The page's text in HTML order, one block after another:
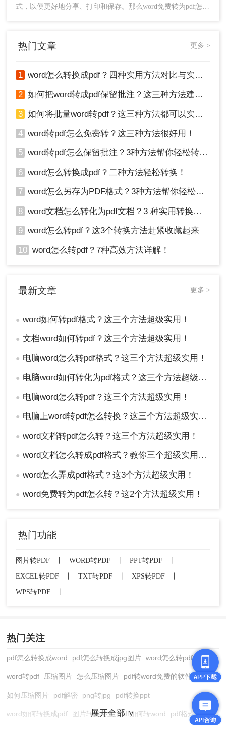
3、文件上传后可选择输出目录，点击开始转换。
4、转换完成，点击文件夹即可打开查看。
是，这款软件通常具有丰富的功能和高级选项，可
以满足各种复杂的转换需求。它们可以处理大型文
件而不会导致系统崩溃或出现其他问题。
看完今天的分享，大家学会文档word如何转pdf了
吗？如果你在操作过程中遇到困难，你们也可以在
评论区中进行提问哦！
式，以便更好地分享、打印和保存。那么word免费转为pdf怎么
热门文章 更多 >
1 word怎么转换成pdf？四种实用方法对比与实操指南（附详细表格）！
2 如何把word转成pdf保留批注？这三种方法建议收藏！
3 如何将批量word转pdf？这三种方法都可以实现批量转换
4 word转pdf怎么免费转？这三种方法很好用！
5 word转pdf怎么保留批注？3种方法帮你轻松转换！
6 word怎么转换成pdf？二种方法轻松转换！
7 word怎么另存为PDF格式？3种方法帮你轻松转换!
8 word文档怎么转化为pdf文档？3 种实用转换方法，完美保留原文档格式！
9 word怎么转pdf？这3个转换方法赶紧收藏起来
10 word怎么转pdf？7种高效方法详解！
最新文章 更多 >
● word如何转pdf格式？这三个方法超级实用！
● 文档word如何转pdf？这三个方法超级实用！
● 电脑word怎么转pdf格式？这三个方法超级实用！
● 电脑word如何转化为pdf格式？这三个方法超级实用！
● 电脑word怎么转pdf？这三个方法超级实用！
● 电脑上word转pdf怎么转换？这三个方法超级实用！
● word文档转pdf怎么转？这三个方法超级实用！
● word文档怎么转成pdf格式？教你三个超级实用的方法！
● word怎么弄成pdf格式？这3个方法超级实用！
● word免费转为pdf怎么转？这2个方法超级实用！
热门功能
图片转PDF WORD转PDF PPT转PDF
EXCEL转PDF
TXT转PDF XPS转PDF
WPS转PDF
热门关注
pdf怎么转换成word pdf怎么转换成jpg图片 word怎么转pdf
word转pdf 压缩图片 怎么压缩图片 pdf转word免费的软件
如何压缩图片 pdf解密 png转jpg pdf转换ppt
word如何转换成pdf 图片转换格式 pdf如何转word pdf格式转换
展开全部 ∨